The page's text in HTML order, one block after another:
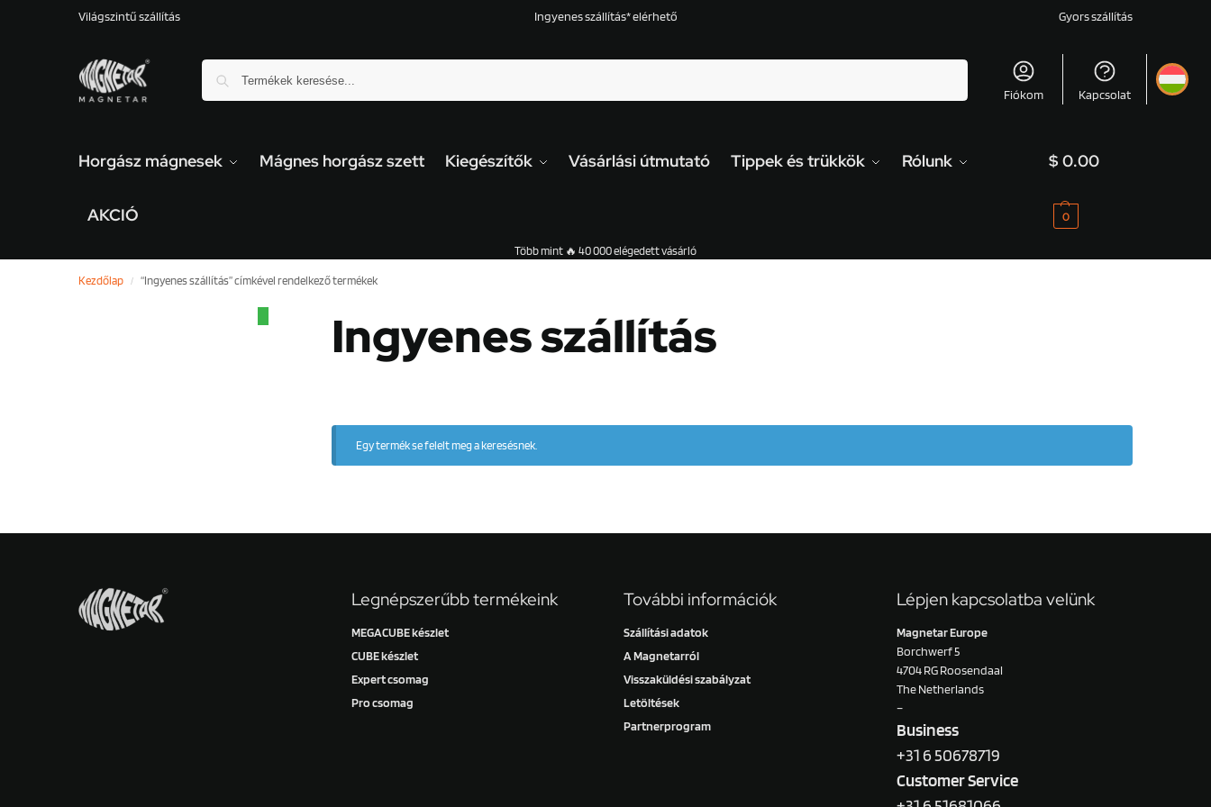
Világszintű szállítás Ingyenes szállítás* elérhető Gyors szállítás
Fiókom Kapcsolat
Horgász mágnesek Mágnes horgász szett Kiegészítők Vásárlási útmutató Tippek és trükkök Rólunk
AKCIÓ
$ 0.00
0
Több mint 🔥 40 000 elégedett vásárló
Kezdőlap / “Ingyenes szállítás” címkével rendelkező termékek
Ingyenes szállítás
Egy termék se felelt meg a keresésnek.
Legnépszerűbb termékeink
MEGACUBE készlet
CUBE készlet
Expert csomag
Pro csomag
További információk
Szállítási adatok
A Magnetarról
Visszaküldési szabályzat
Letöltések
Partnerprogram
Lépjen kapcsolatba velünk
Magnetar Europe
Borchwerf 5
4704 RG Roosendaal
The Netherlands
–
Business
+31 6 50678719
Customer Service